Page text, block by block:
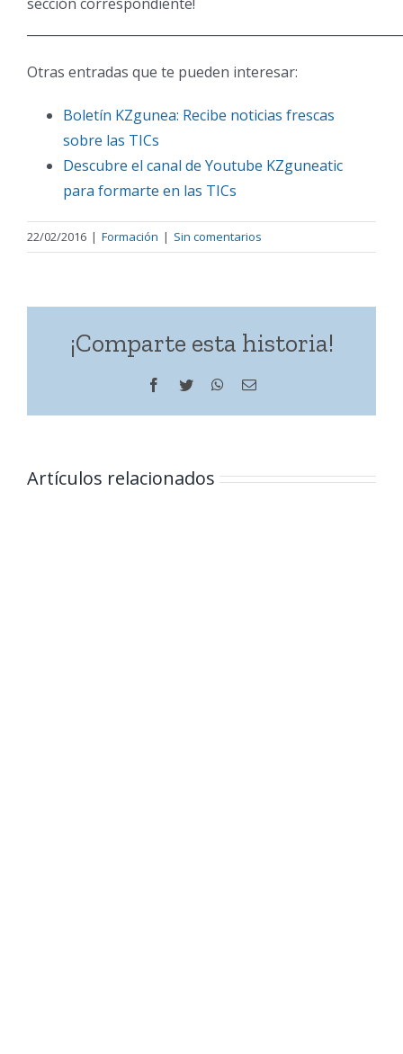
Otras entradas que te pueden interesar:
Boletín KZgunea: Recibe noticias frescas
sobre las TICs
Descubre el canal de Youtube KZguneatic
para formarte en las TICs
22/02/2016 | Formación | Sin comentarios
¡Comparte esta historia!
Facebook
Twitter WhatsApp
Correo
Artículos relacionados